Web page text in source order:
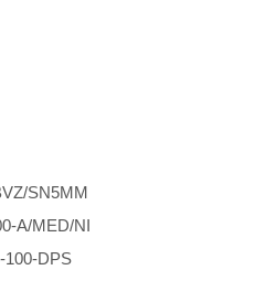
SN5MM
A/MED/NI
100-DPS